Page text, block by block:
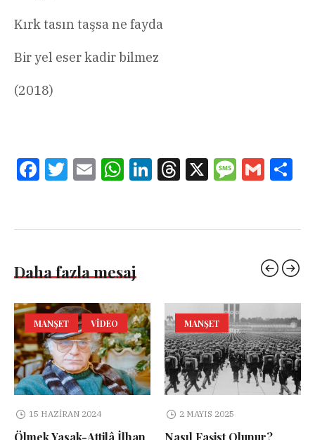
Kırk tasın taşsa ne fayda
Bir yel eser kadir bilmez
(2018)
FacebookTwitterEmail WhatsAppLinkedInThreads
X Message
Gmail
Daha fazla mesaj
MANŞET VIDEO
15 HAZIRAN 2024
MANŞET
2 MAYIS 2025